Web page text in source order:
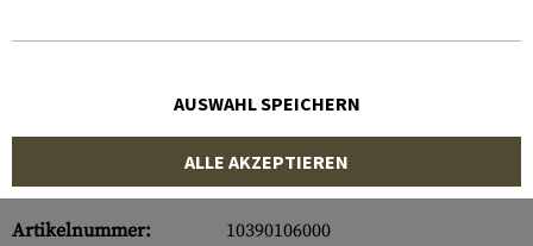
Artikelnummer:
10390106000
AUSWAHL SPEICHERN
ALLE AKZEPTIEREN